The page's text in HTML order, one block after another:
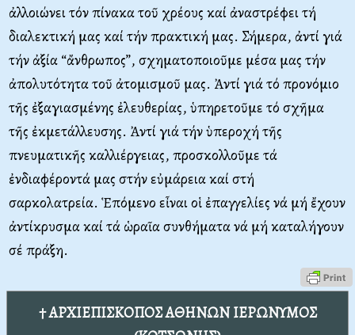
ἀλλοιώνει τόν πίνακα τοῦ χρέους καί ἀναστρέφει τή
διαλεκτική μας καί τήν πρακτική μας. Σήμερα, ἀντί γιά
τήν ἀξία “ἄνθρωπος”, σχηματοποιοῦμε μέσα μας τήν
ἀπολυτότητα τοῦ ἀτομισμοῦ μας. Ἀντί γιά τό προνόμιο
τῆς ἐξαγιασμένης ἐλευθερίας, ὑπηρετοῦμε τό σχῆμα
τῆς ἐκμετάλλευσης. Ἀντί γιά τήν ὑπεροχή τῆς
πνευματικῆς καλλιέργειας, προσκολλοῦμε τά
ἐνδιαφέροντά μας στήν εὐμάρεια καί στή
σαρκολατρεία. Ἑπόμενο εἶναι οἱ ἐπαγγελίες νά μή ἔχουν
ἀντίκρυσμα καί τά ὡραῖα συνθήματα νά μή καταλήγουν
σέ πράξη.
† ΑΡΧΙΕΠΙΣΚΟΠΟΣ ΑΘΗΝΩΝ ΙΕΡΩΝΥΜΟΣ